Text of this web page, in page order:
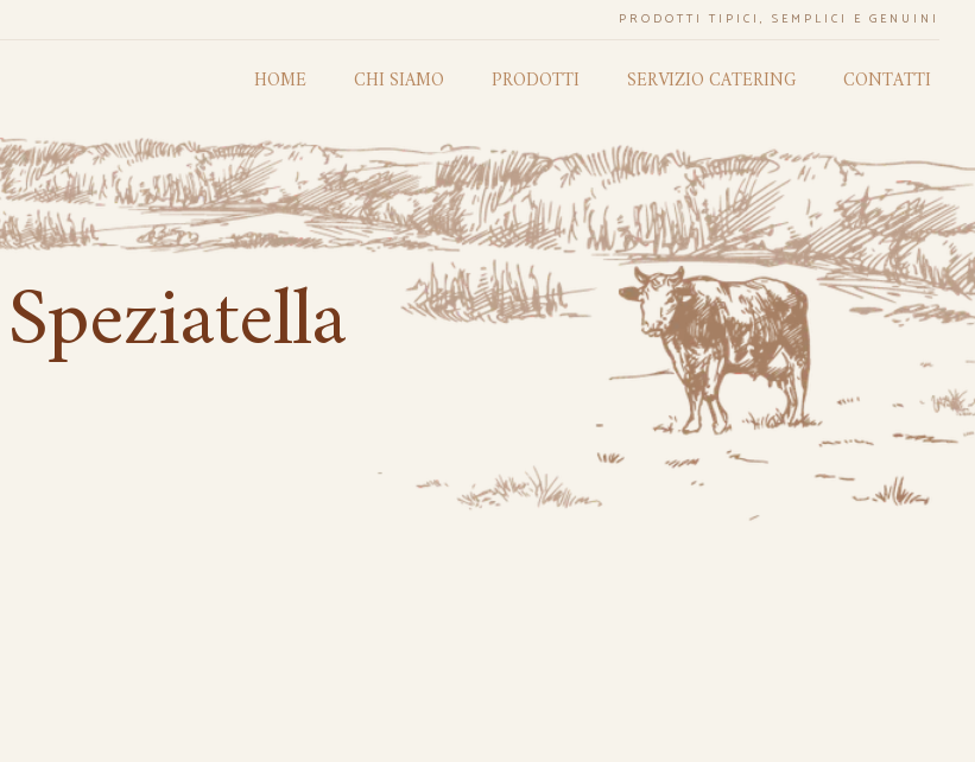
PRODOTTI TIPICI, SEMPLICI E GENUINI
HOME CHI SIAMO PRODOTTI SERVIZIO CATERING CONTATTI
Speziatella